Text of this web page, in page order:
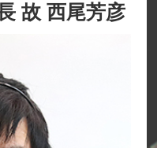
故 西尾芳彦